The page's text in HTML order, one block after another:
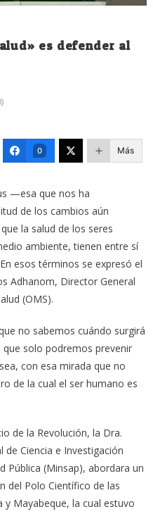
es defender al
0 Más
—esa que nos ha
de los cambios aún
la salud de los seres
ambiente, tienen entre sí
esos términos se expresó el
Adhanom, Director General
(OMS).
no sabemos cuándo surgirá
solo podremos prevenir
con esa mirada que no
de la cual el ser humano es
de la Revolución, la Dra.
Ciencia e Investigación
Pública (Minsap), abordara un
del Polo Científico de las
y Mayabeque, la cual estuvo